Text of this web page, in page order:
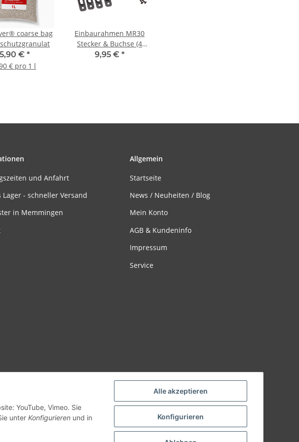
Alle akzeptieren
Konfigurieren
YouTube, Vimeo. Sie
unter Konfigurieren und in
coarse bag
5,90 € *
€ pro 1 l
Einbaurahmen MR30
Stecker & Buchse (4
Paar)
9,95 € *
und Anfahrt
Lager - schneller Versand
in Memmingen
Allgemein
Startseite
News / Neuheiten / Blog
Mein Konto
AGB & Kundeninfo
Impressum
Service